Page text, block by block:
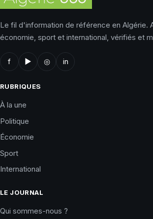
Le fil d'information de référence en Algérie.
économie, sport et international, vérifiés et
f ▶ ◎ in
RUBRIQUES
À la une
Politique
Économie
Sport
International
LE JOURNAL
Qui sommes-nous ?